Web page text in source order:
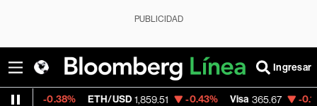
PUBLICIDAD
Ingresar
ETH/USD 1,859.51 -0.43% Visa 365.67 -0.13%